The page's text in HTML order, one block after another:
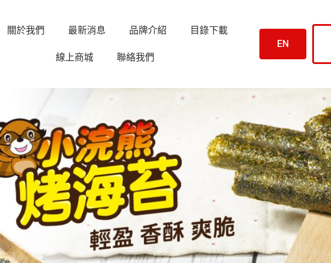
關於我們 最新消息 品牌介紹 目錄下載
線上商城 聯絡我們
EN